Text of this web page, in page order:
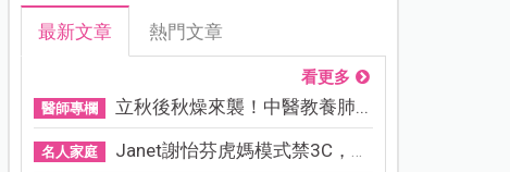
最新文章 熱門文章
看更多
醫師專欄 立秋後秋燥來襲！中醫教養肺...
名人家庭 Janet謝怡芬虎媽模式禁3C，看...